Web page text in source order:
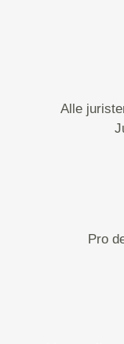
Alle
Pro